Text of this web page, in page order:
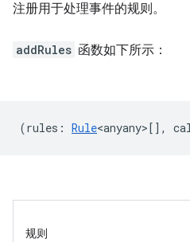
注册用于处理事件的规则。
addRules 函数如下所示：
(rules : Rule<anyany> [],
规则